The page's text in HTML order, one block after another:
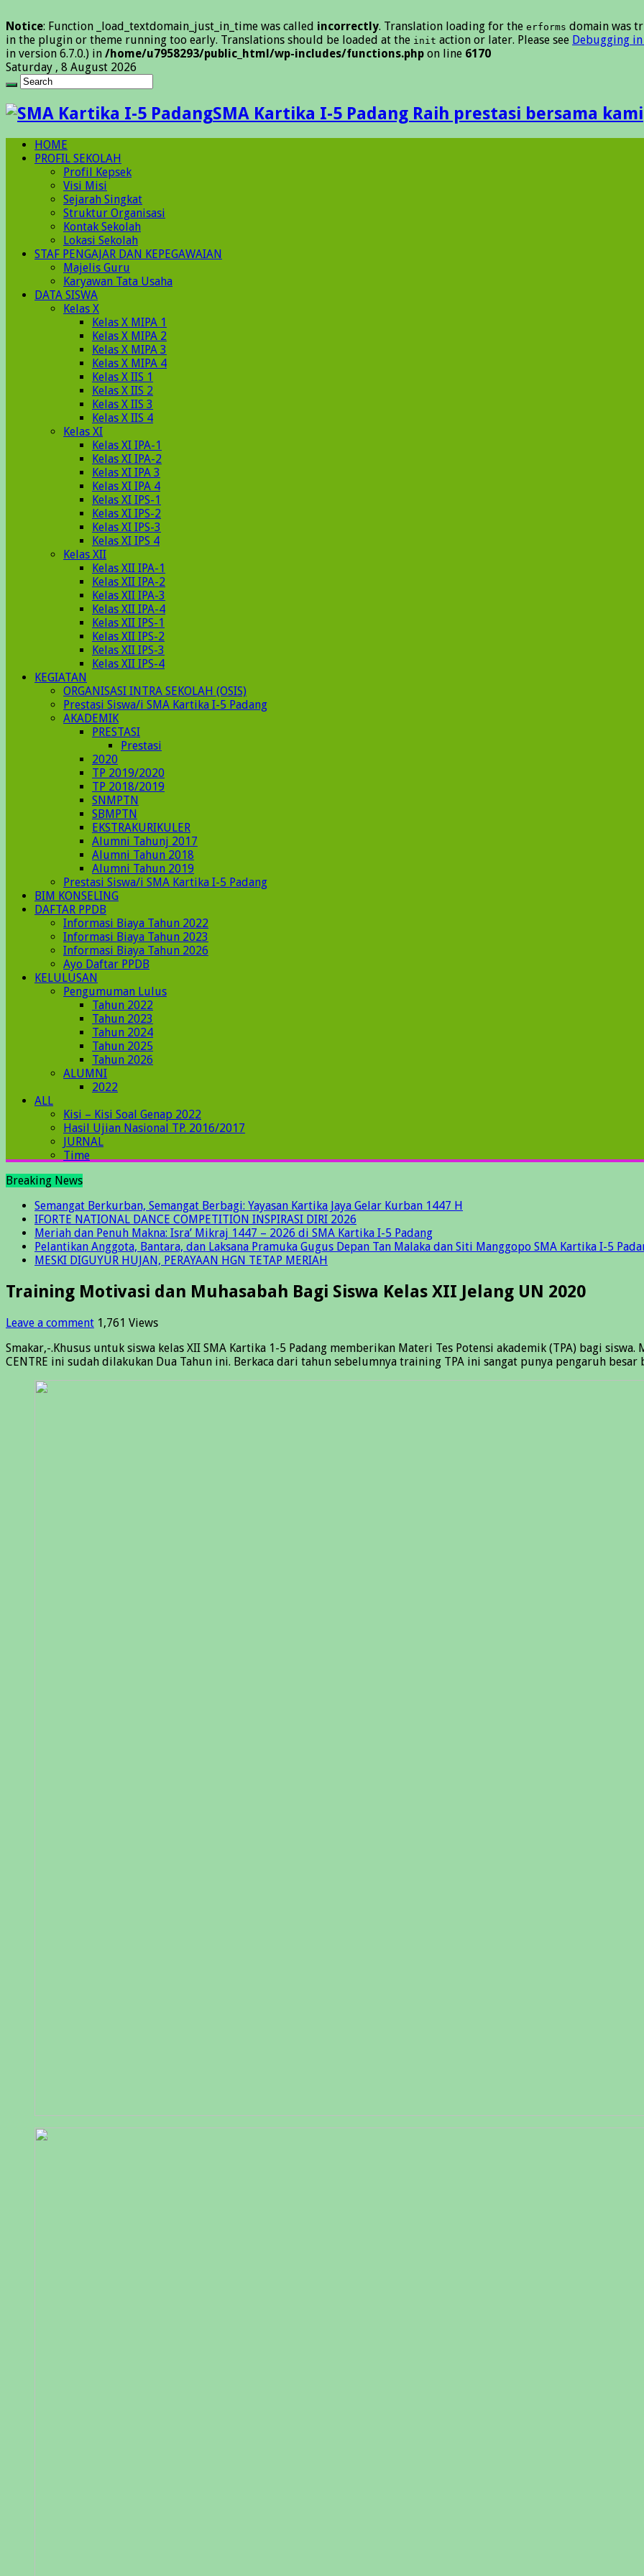
Notice: Function _load_textdomain_just_in_time was called incorrectly. Translation loading for the erforms domain was
in the plugin or theme running too early. Translations should be loaded at the init action or later. Please see Debugging
in version 6.7.0.) in /home/u7958293/public_html/wp-includes/functions.php on line 6170
Saturday , 8 August 2026
SMA Kartika I-5 Padang Raih prestasi bersama kami
HOME
PROFIL SEKOLAH
Profil Kepsek
Visi Misi
Sejarah Singkat
Struktur Organisasi
Kontak Sekolah
Lokasi Sekolah
STAF PENGAJAR DAN KEPEGAWAIAN
Majelis Guru
Karyawan Tata Usaha
DATA SISWA
Kelas X
Kelas X MIPA 1
Kelas X MIPA 2
Kelas X MIPA 3
Kelas X MIPA 4
Kelas X IIS 1
Kelas X IIS 2
Kelas X IIS 3
Kelas X IIS 4
Kelas XI
Kelas XI IPA-1
Kelas XI IPA-2
Kelas XI IPA 3
Kelas XI IPA 4
Kelas XI IPS-1
Kelas XI IPS-2
Kelas XI IPS-3
Kelas XI IPS 4
Kelas XII
Kelas XII IPA-1
Kelas XII IPA-2
Kelas XII IPA-3
Kelas XII IPA-4
Kelas XII IPS-1
Kelas XII IPS-2
Kelas XII IPS-3
Kelas XII IPS-4
KEGIATAN
ORGANISASI INTRA SEKOLAH (OSIS)
Prestasi Siswa/i SMA Kartika I-5 Padang
AKADEMIK
PRESTASI
Prestasi
2020
TP 2019/2020
TP 2018/2019
SNMPTN
SBMPTN
EKSTRAKURIKULER
Alumni Tahunj 2017
Alumni Tahun 2018
Alumni Tahun 2019
Prestasi Siswa/i SMA Kartika I-5 Padang
BIM KONSELING
DAFTAR PPDB
Informasi Biaya Tahun 2022
Informasi Biaya Tahun 2023
Informasi Biaya Tahun 2026
Ayo Daftar PPDB
KELULUSAN
Pengumuman Lulus
Tahun 2022
Tahun 2023
Tahun 2024
Tahun 2025
Tahun 2026
ALUMNI
2022
ALL
Kisi – Kisi Soal Genap 2022
Hasil Ujian Nasional TP. 2016/2017
JURNAL
Time
Breaking News
Semangat Berkurban, Semangat Berbagi: Yayasan Kartika Jaya Gelar Kurban 1447 H
IFORTE NATIONAL DANCE COMPETITION INSPIRASI DIRI 2026
Meriah dan Penuh Makna: Isra’ Mikraj 1447 – 2026 di SMA Kartika I-5 Padang
Pelantikan Anggota, Bantara, dan Laksana Pramuka Gugus Depan Tan Malaka dan Siti Manggopo SMA Kartika I-5
MESKI DIGUYUR HUJAN, PERAYAAN HGN TETAP MERIAH
Training Motivasi dan Muhasabah Bagi Siswa Kelas XII Jelang UN 2020
Leave a comment 1,761 Views
Smakar,-.Khusus untuk siswa kelas XII SMA Kartika 1-5 Padang memberikan Materi Tes Potensi akademik (TPA) bagi
CENTRE ini sudah dilakukan Dua Tahun ini. Berkaca dari tahun sebelumnya training TPA ini sangat punya pengaruh besar